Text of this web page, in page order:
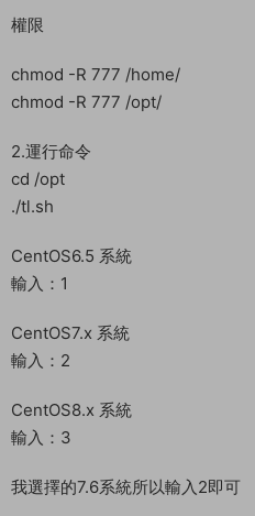
輸入：3
我選擇的7.6系統所以輸入2即可
當你看見以上英文是提示你設置
輸入：mir6.com
回車即可
修改服務端文件IP：替換：
IP地址。
/home/tlbb/Server/Config/
systemctl stop firewalld
systemctl disable firewalld